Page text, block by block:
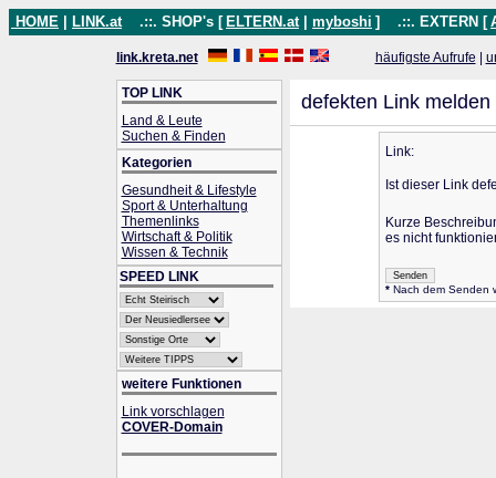
HOME LINK.at .::. SHOP's [ ELTERN.at myboshi ] .::. EXTERN [
link.kreta.net häufigste Aufrufe
TOP LINK
Land & Leute
Suchen & Finden
Kategorien
Gesundheit & Lifestyle
Sport & Unterhaltung
Themenlinks
Wirtschaft & Politik
Wissen & Technik
SPEED LINK
weitere Funktionen
Link vorschlagen
COVER-Domain
defekten Link melden
Link:
Ist dieser Link
Kurze
es nicht
*Nach dem Senden